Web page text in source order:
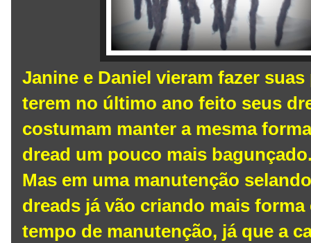
Janine e Daniel vieram fazer
terem no último ano feito seus
costumam manter a mesma
dread um pouco mais
Mas em uma manutenção
dreads já vão criando mais
tempo de manutenção, já que a